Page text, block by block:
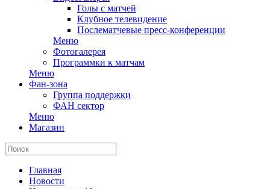
Голы с матчей
Клубное телевидение
Послематчевые пресс-конференции
Меню
Фотогалерея
Программки к матчам
Меню
Фан-зона
Группа поддержки
ФАН сектор
Меню
Магазин
Главная
Новости